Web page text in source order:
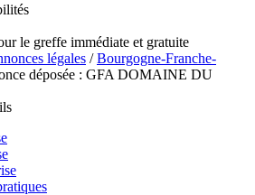
le greffe immédiate et gratuite
légales /Bourgogne-Franche-
déposée : GFA DOMAINE DU